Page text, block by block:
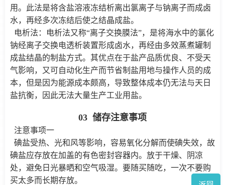
用。此法是将含盐溶液冻结析离出氯离子与钠离子而成卤
水，再经多次冻结后使之结晶成盐。
电析法：电析法又称“离子交换膜法”，是将海水中的氯化
钠经离子交换电透析装置形成卤水，再经由多效蒸煮罐制
成盐结晶的制盐方式。其优点在于盐产品质优良、不受天
气影响，又可自动化生产而节省制盐用地与操作人员的成
本，但是因为能源成本颇高，导致整体成本仍无法与天日
盐抗衡，因此无法大量生产工业用盐。
03 储存注意事项
注意事项一
碘盐受热、光和风等影响，容易氧化分解而使碘失效，故
碘盐应存放在加盖的有色密封容器内。放于干燥、阴凉
处，避免日光暴晒和空气吸湿。要随买随吃，一次不要购
买太多而长期存放。